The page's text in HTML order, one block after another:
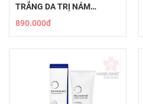
TRẮNG DA TRỊ NÁM
TRANSINO LOTION EX
890.000đ